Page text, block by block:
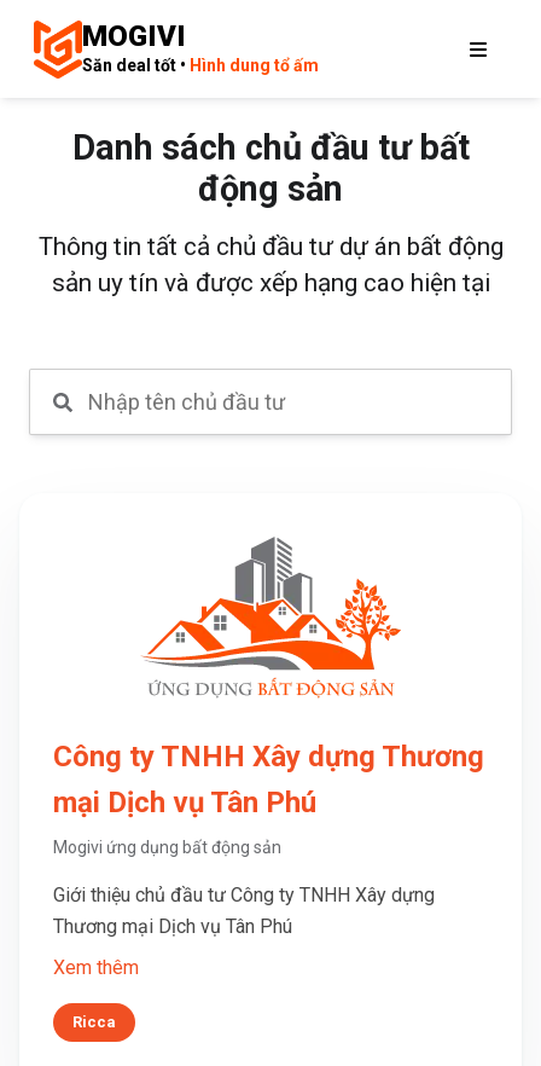
MOGIVI
Săn deal tốt • Hình dung tổ ấm
Danh sách chủ đầu tư bất
động sản
Thông tin tất cả chủ đầu tư dự án bất động
sản uy tín và được xếp hạng cao hiện tại
Công ty TNHH Xây dựng Thương
mại Dịch vụ Tân Phú
Mogivi ứng dụng bất động sản
Giới thiệu chủ đầu tư Công ty TNHH Xây dựng
Thương mại Dịch vụ Tân Phú
Xem thêm
Ricca